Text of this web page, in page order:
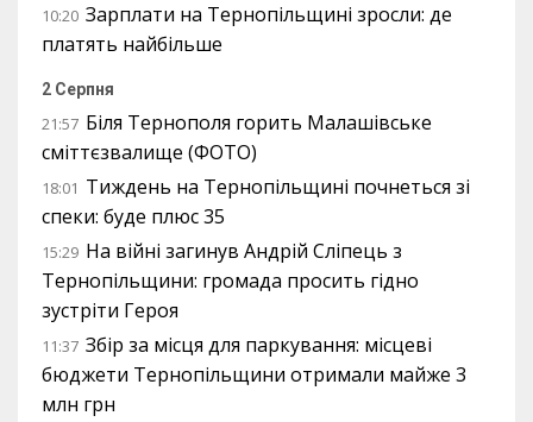
10:20 Зарплати на Тернопільщині зросли: де
платять найбільше
2 Серпня
21:57 Біля Тернополя горить Малашівське
сміттєзвалище (ФОТО)
18:01 Тиждень на Тернопільщині почнеться зі
спеки: буде плюс 35
15:29 На війні загинув Андрій Сліпець з
Тернопільщини: громада просить гідно
зустріти Героя
11:37 Збір за місця для паркування: місцеві
бюджети Тернопільщини отримали майже 3
млн грн